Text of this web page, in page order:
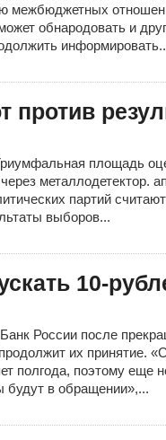
межбюджетных
обнародовать и
против
площадь
металлодетектор.
партий
выборов...
10-
России после
их принятие.
полгода, поэтому еще
будут в обращении»,...